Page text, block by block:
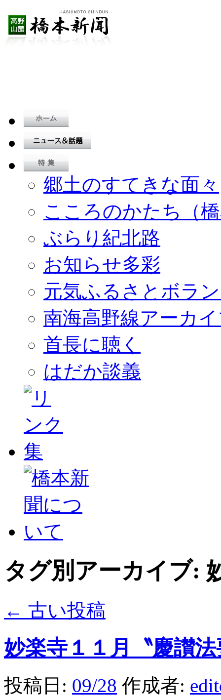
郷土のすてきな面々
こころのかたち（
ぶらり紀北路
お知らせ多彩
元気ふるさとボラ
南海高野線アーカ
首長に聴く
はだか談義
タグ別アーカイブ:
← 古い投稿
妙楽寺１１月〝慶讃
投稿日: 09/28 作成者: